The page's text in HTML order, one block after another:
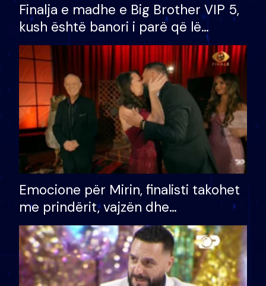
Finalja e madhe e Big Brother VIP 5,
kush është banori i parë që lë
shtëpinë dhe humb mundësinë për
të fituar çmimin e madh
Emocione për Mirin, finalisti takohet
me prindërit, vajzën dhe
bashkëshorten: S’kemi ndonjë letër
divorci apo jo?